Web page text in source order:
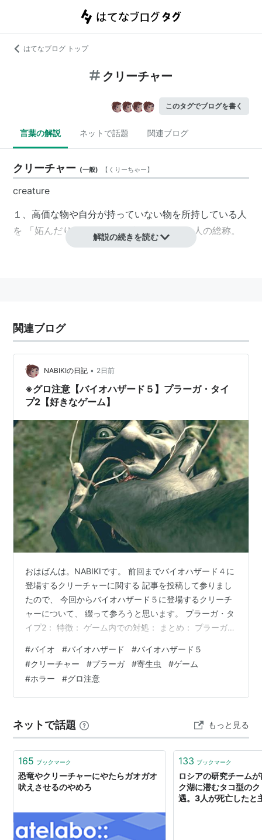
はてなブログ トップ
クリーチャー
このタグでブログを書く
言葉の解説 ネットで話題 関連ブログ
クリーチャー (一般) 【 くりーちゃー】
creature
１、高価な物や自分が持っていない物を所持している人
を 「妬んだり、恨んだり、僻んだり」する人の総称。
由来は「妬んだり、恨んだり、僻んだり」それらを行っ
ている 卑しい表情や行為が（人造物のモンスターに似
ている所から）
クリーチャーという名称が用いられるようになった。
類似語に 隣りの畑が良く見える（自身の葛藤を抑えき
れない）
『どん百姓根性』等がある。
クリーチャー ( ゲーム 【 くりーちゃー 】
creature
「（神の）創造物」「生物」を意味する英単語。
しばしば、「人造物」を意味するアーティファクト
（artifact）と対称的に用いられる。
（モンスター）」を指す専門用語として「クリーチャ
ー」という名称が用いられることが多い。ハリウッド映
解説の続きを読む
関連ブログ
NABIKIの日記 • 2日前
※グロ注意【バイオハザード５】プラーガ・タイ
プ2【好きなゲーム】
おはばんは。NABIKIです。 前回までバイオハザード４に
登場するクリーチャーに関する 記事を投稿して参りまし
たので、 今回からバイオハザード５に登場するクリーチ
ャーについて、 綴って参ろうと思います。 プラーガ・タ
イプ2： 特徴： ゲーム内での対処： まとめ： プラーガ・
↑ 前作である４に登場した寄生生物「プラーガ」を改良
し、 今作の舞台であるアフリカにて実地試験が行われた
新たなる生物兵器（B.O.W.）。 前作は舞台となるスペイ
ンの寒村にある鉱山にて ミイラ化した「プラーガ」を吸
ケ…
#バイオ #バイオハザード #バイオハザード５
#クリーチャー #プラーガ #寄生虫 #ゲーム
#ホラー #グロ注意
ネットで話題 もっと見る
165 ブックマーク
恐竜やクリーチャーにやたらガオガオ
吠えさせるのやめろ
133 ブックマーク
ロシアの研究チーム
ク湖に潜むタコ型の
遇。3人が死亡したと